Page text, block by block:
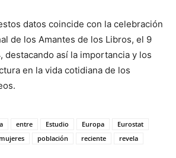
datos coincide con la celebración
de los Amantes de los Libros, el 9
destacando así la importancia y los
en la vida cotidiana de los
entre Estudio Europa
Eurostat
mujeres población reciente
revela